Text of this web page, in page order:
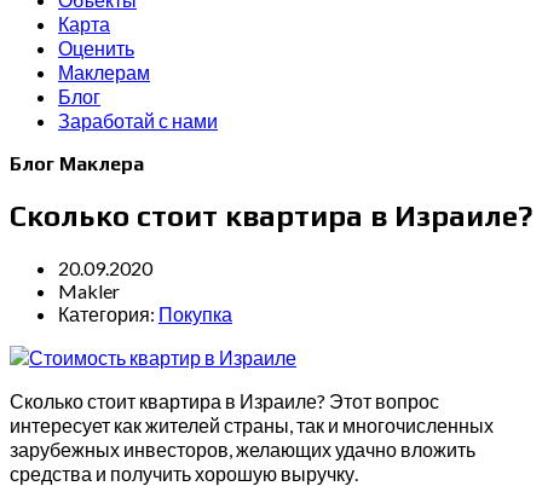
Карта
Оценить
Маклерам
Блог
Заработай с нами
Блог Маклера
Сколько стоит квартира в Израиле?
20.09.2020
Makler
Категория: Покупка
Сколько стоит квартира в Израиле? Этот вопрос
интересует как жителей страны, так и многочисленных
зарубежных инвесторов, желающих удачно вложить
средства и получить хорошую выручку.